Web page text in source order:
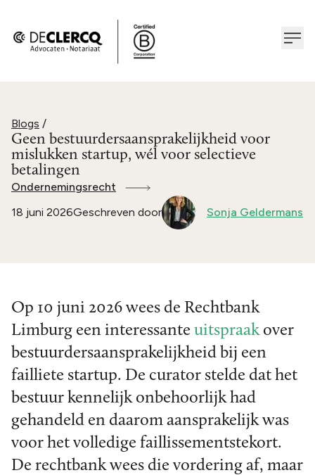
Blogs /
Geen bestuurdersaansprakelijkheid voor
mislukken startup, wél voor selectieve
betalingen
Ondernemingsrecht
18 juni 2026Geschreven door Sonja Geldermans
Op 10 juni 2026 wees de Rechtbank
Limburg een interessante uitspraakover
bestuurdersaansprakelijkheid bij een
failliete startup. De curator stelde dat het
bestuur kennelijk onbehoorlijk had
gehandeld en daarom aansprakelijk was
voor het volledige faillissementstekort.
De rechtbank wees die vordering af, maar